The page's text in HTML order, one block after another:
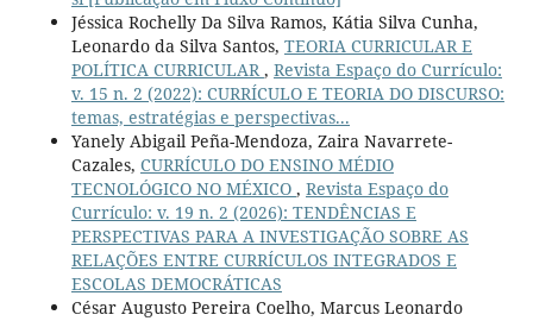
Jéssica Rochelly Da Silva Ramos, Kátia Silva Cunha,
Leonardo da Silva Santos, TEORIA CURRICULAR E
POLÍTICA CURRICULAR, Revista Espaço do Currículo:
v. 15 n. 2 (2022): CURRÍCULO E TEORIA DO DISCURSO:
temas, estratégias e perspectivas...
Yanely Abigail Peña-Mendoza, Zaira Navarrete-
Cazales, CURRÍCULO DO ENSINO MÉDIO
TECNOLÓGICO NO MÉXICO , Revista Espaço do
Currículo: v. 19 n. 2 (2026): TENDÊNCIAS E
PERSPECTIVAS PARA A INVESTIGAÇÃO SOBRE AS
RELAÇÕES ENTRE CURRÍCULOS INTEGRADOS E
ESCOLAS DEMOCRÁTICAS
César Augusto Pereira Coelho, Marcus Leonardo